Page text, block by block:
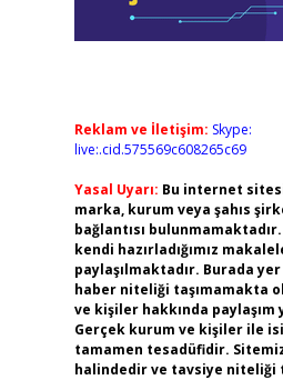
Reklam ve İletişim: Skype:
live:.cid.575569c608265c69
Yasal Uyarı: Bu internet
marka, kurum veya şahıs
bağlantısı
kendi hazırladığımız
paylaşılmaktadır. Burada
haber niteliği taşımamakta
ve kişiler hakkında paylaşım
Gerçek kurum ve kişiler ile
tamamen tesadüfidir.
halindedir ve tavsiye niteliği